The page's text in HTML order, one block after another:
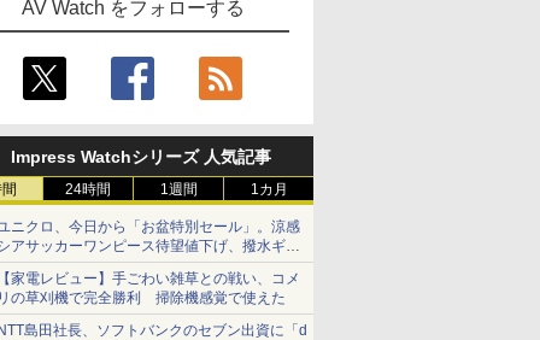
AV Watch をフォローする
Impress Watchシリーズ 人気記事
24時間 1週間 1カ月
ニクロ、今日から「お盆特別セール」。涼感
アサッカーワンピース待望値下げ、撥水ギア
ョーツは1990円に
家電レビュー】手ごわい雑草との戦い、コメ
の草刈機で完全勝利 掃除機感覚で使えた
島田社長、ソフトバンクのセブン出資に「d